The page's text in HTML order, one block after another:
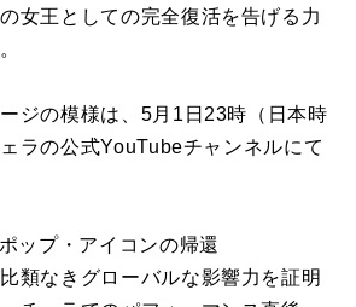
女王としての完全復活を告げる力
ジの模様は、5月1日23時（日本時
ラの公式YouTubeチャンネルにて
ップ・アイコンの帰還
類なきグローバルな影響力を証明